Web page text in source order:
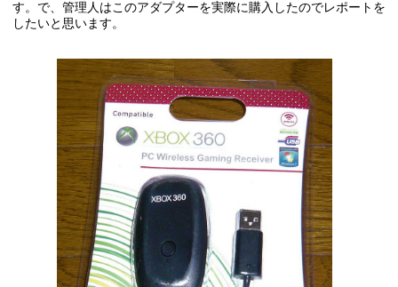
す。で、管理人はこのアダプターを実際に購入したのでレポートを
したいと思います。